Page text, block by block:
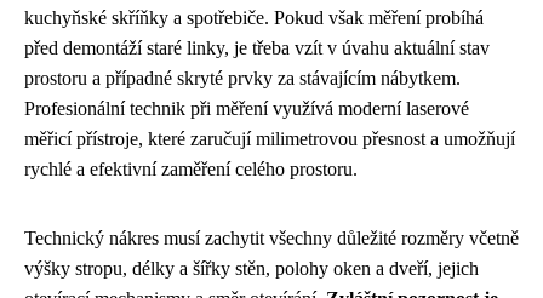
kuchyňské skříňky a spotřebiče. Pokud však měření probíhá
před demontáží staré linky, je třeba vzít v úvahu aktuální stav
prostoru a případné skryté prvky za stávajícím nábytkem.
Profesionální technik při měření využívá moderní laserové
měřicí přístroje, které zaručují milimetrovou přesnost a umožňují
rychlé a efektivní zaměření celého prostoru.
Technický nákres musí zachytit všechny důležité rozměry včetně
výšky stropu, délky a šířky stěn, polohy oken a dveří, jejich